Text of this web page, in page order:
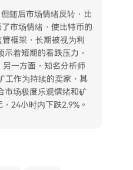
随后市场情绪反转，比
市场情绪，使比特币的
框架，长期被视为利
着短期的看跌压力。
一方面，知名分析师
工作为持续的卖家，其
市场极度乐观情绪和矿
24小时内下跌2.9%。